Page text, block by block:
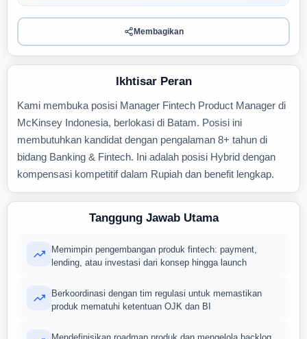
Membagikan
Ikhtisar Peran
Kami membuka posisi Manager Fintech Product Manager di
McKinsey Indonesia, berlokasi di Batam. Posisi ini
membutuhkan kandidat dengan pengalaman 8+ tahun di
bidang Banking & Fintech. Ini adalah posisi Hybrid dengan
kompensasi kompetitif dalam Rupiah dan benefit lengkap.
Tanggung Jawab Utama
Memimpin pengembangan produk fintech: payment,
lending, atau investasi dari konsep hingga launch
Berkoordinasi dengan tim regulasi untuk memastikan
produk mematuhi ketentuan OJK dan BI